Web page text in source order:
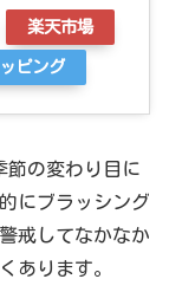
楽天市場
ピング
節の変わり目に
にブラッシング
戒してなかなか
あります。